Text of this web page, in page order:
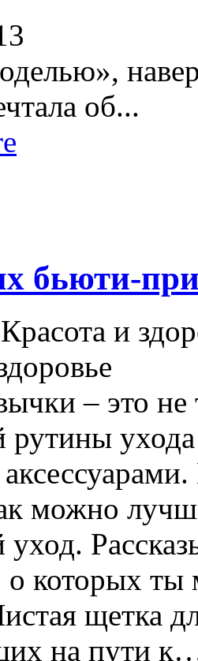
об...
бьюти-
и
– это не
рутины
можно
уход.
о которых
щетка
на пути